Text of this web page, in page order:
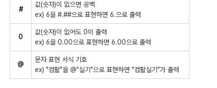
#
값(숫자)이 없으면 공백
ex) 6을 #.##으로 표현하면 6.으로 출력
0
값(숫자)이 없어도 0이 출력
ex) 6을 0.00으로 표현하면 6.00으로 출력
@
문자 표현 서식 기호
ex) "컴활"을 @"실기"으로 표현하면 "컴활실기"가 출력